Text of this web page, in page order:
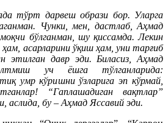
тўрт дарвеш образи бор. Уларга
Чунки, мен, дастлаб, Аҳмад
бўлганман, шу қиссамда. Лекин
ҳам, асарларини ўқиш ҳам, уни тарғиб
давр эди. Биласиз, Аҳмад
уч ёшга тўлганларида:
умр кўришни ўзларига эп кўрмай,
“Гаплашадиган вақтлар”
аслида, бу – Аҳмад Яссавий эди.